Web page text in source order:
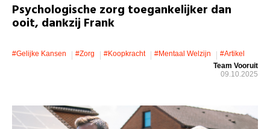
Psychologische zorg toegankelijker dan
ooit, dankzij Frank
#gelijke Kansen #zorg #koopkracht #mentaal Welzijn
#artikel
Team Vooruit
09.10.2025